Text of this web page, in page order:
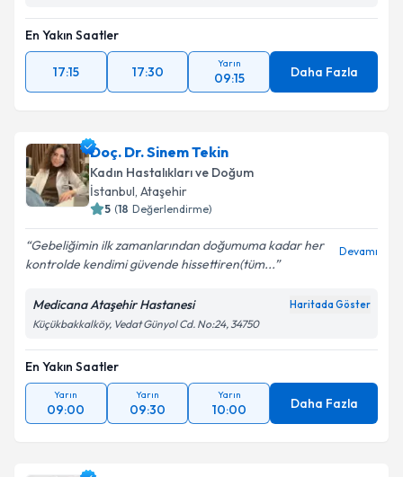
En Yakın Saatler
17:15 17:30
Yarın
09:15 Daha Fazla
Doç. Dr. Sinem Tekin
Kadın Hastalıkları ve Doğum
İstanbul, Ataşehir
5 (18 Değerlendirme)
Gebeliğimin ilk zamanlarından doğumuma kadar her
kontrolde kendimi güvende hissettiren(tüm...
Devamı
Medicana Ataşehir Hastanesi Haritada Göster
Küçükbakkalköy, Vedat Günyol Cd. No:24, 34750
En Yakın Saatler
Yarın
09:00
Yarın
09:30
Yarın
10:00 Daha Fazla